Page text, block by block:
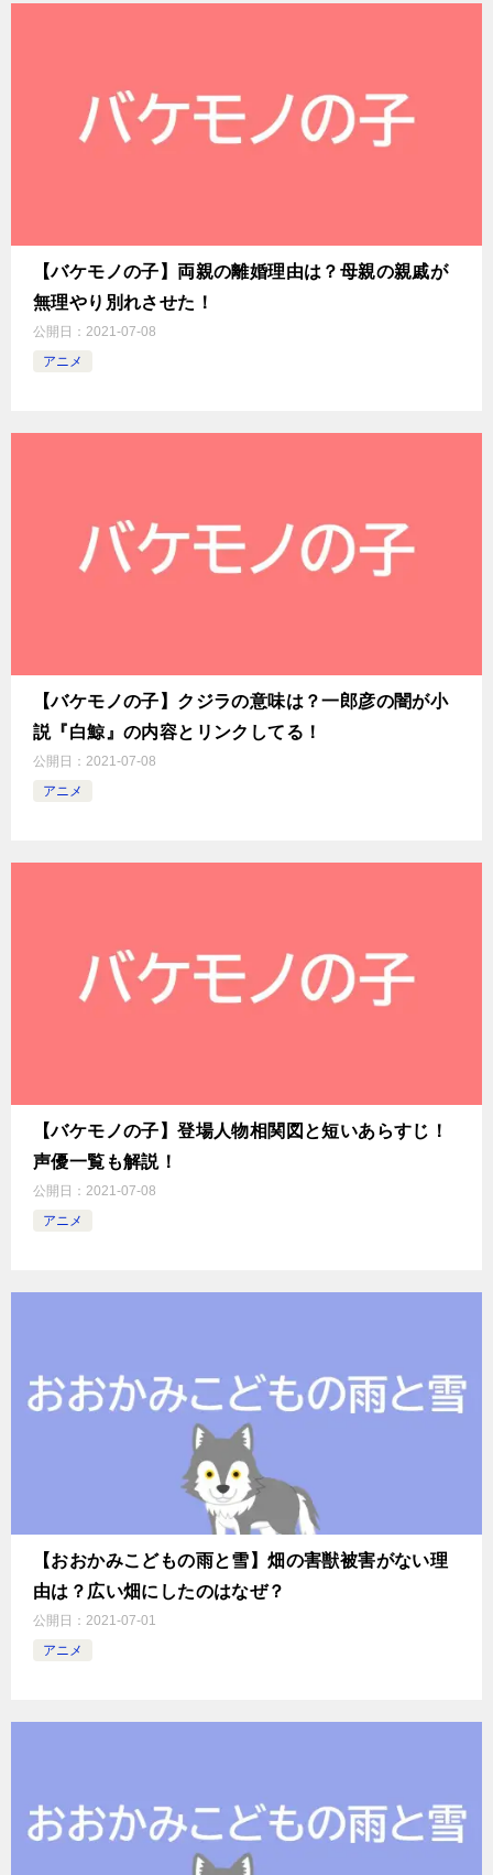
【バケモノの子】両親の離婚理由は？母親の親戚が
無理やり別れさせた！
公開日： 2021-07-08
アニメ
【バケモノの子】クジラの意味は？一郎彦の闇が小
説『白鯨』の内容とリンクしてる！
公開日： 2021-07-08
アニメ
【バケモノの子】登場人物相関図と短いあらすじ！
声優一覧も解説！
公開日： 2021-07-08
アニメ
【おおかみこどもの雨と雪】畑の害獣被害がない理
由は？広い畑にしたのはなぜ？
公開日： 2021-07-01
アニメ